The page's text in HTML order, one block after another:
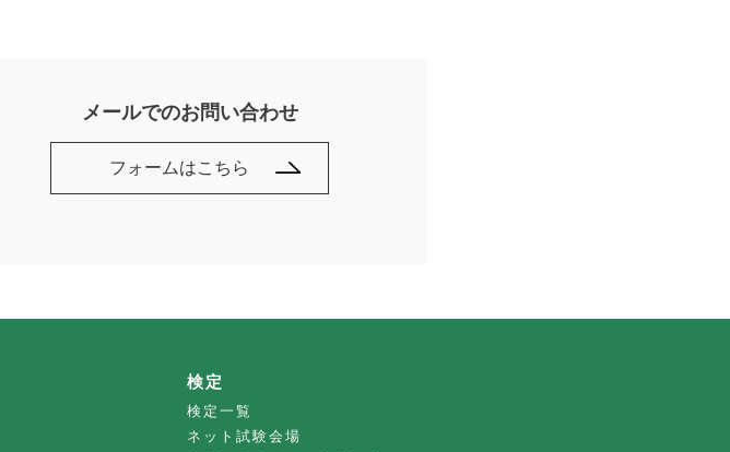
メールでのお問い合わせ
フォームはこちら
検定
検定一覧
ネット試験会場